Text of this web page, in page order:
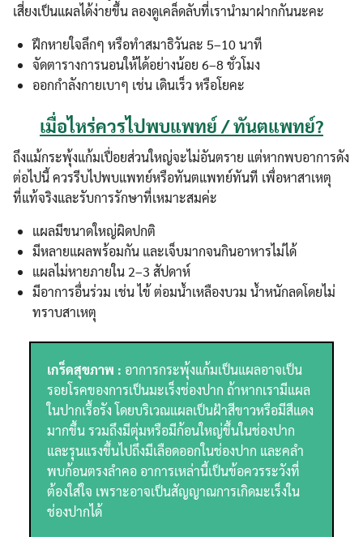
เสี่ยงเป็นแผลได้ง่ายขึ้น ลองดูเคล็ดลับที่เรานำมาฝากกันนะคะ
ฝึกหายใจลึกๆ หรือทำสมาธิวันละ 5–10 นาที
จัดตารางการนอนให้ได้อย่างน้อย 6–8 ชั่วโมง
ออกกำลังกายเบาๆ เช่น เดินเร็ว หรือโยคะ
เมื่อไหร่ควรไปพบแพทย์ / ทันตแพทย์?
ถึงแม้กระพุ้งแก้มเปื่อยส่วนใหญ่จะไม่อันตราย แต่หากพบอาการดัง
ต่อไปนี้ ควรรีบไปพบแพทย์หรือทันตแพทย์ทันที เพื่อหาสาเหตุ
ที่แท้จริงและรับการรักษาที่เหมาะสมค่ะ
แผลมีขนาดใหญ่ผิดปกติ
มีหลายแผลพร้อมกัน และเจ็บมากจนกินอาหารไม่ได้
แผลไม่หายภายใน 2–3 สัปดาห์
มีอาการอื่นร่วม เช่น ไข้ ต่อมน้ำเหลืองบวม น้ำหนักลดโดยไม่
ทราบสาเหตุ
เกร็ดสุขภาพ : อาการกระพุ้งแก้มเป็นแผลอาจเป็น
รอยโรคของการเป็นมะเร็งช่องปาก ถ้าหากเรามีแผล
ในปากเรื้อรัง โดยบริเวณแผลเป็นฝ้าสีขาวหรือมีสีแดง
มากขึ้น รวมถึงมีตุ่มหรือมีก้อนใหญ่ขึ้นในช่องปาก
และรุนแรงขึ้นไปถึงมีเลือดออกในช่องปาก และคลำ
พบก้อนตรงลำคอ อาการเหล่านี้เป็นข้อควรระวังที่
ต้องใส่ใจ เพราะอาจเป็นสัญญาณการเกิดมะเร็งใน
ช่องปากได้